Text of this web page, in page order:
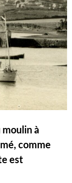
moulin à
comme
est